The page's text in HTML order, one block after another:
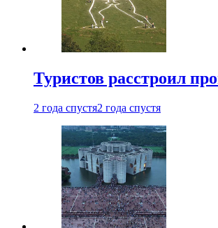
Туристов расстроил
2 года спустя2 года спустя